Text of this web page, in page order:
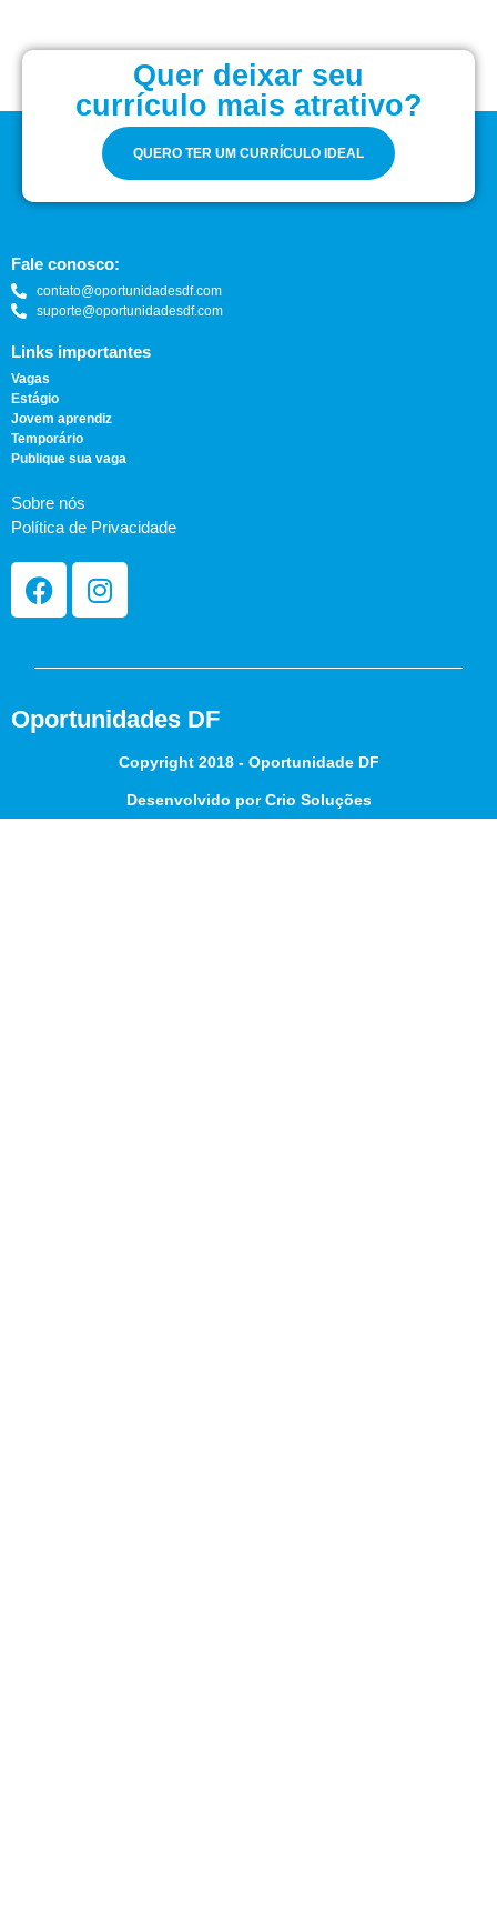
Quer deixar seu
currículo mais atrativo?
QUERO TER UM CURRÍCULO IDEAL
Fale conosco:
contato@oportunidadesdf.com
suporte@oportunidadesdf.com
Links importantes
Vagas
Estágio
Jovem aprendiz
Temporário
Publique sua vaga
Sobre nós
Política de Privacidade
Oportunidades DF
Copyright 2018 - Oportunidade DF
Desenvolvido por Crio Soluções